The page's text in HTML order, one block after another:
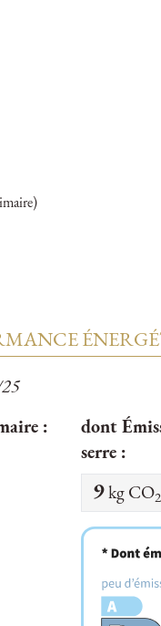
:
dont
serre :
9 kg CO2